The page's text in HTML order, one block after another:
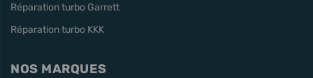
Réparation turbo Garrett
Réparation turbo KKK
NOS MARQUES